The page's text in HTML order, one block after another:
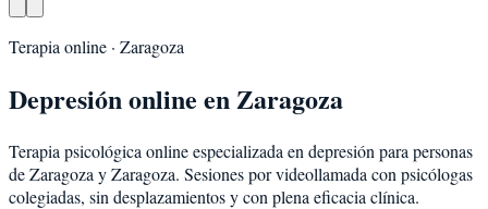
Terapia online · Zaragoza
Depresiónonline enZaragoza
Terapia psicológica online especializada en depresión para personas
deZaragoza yZaragoza. Sesiones por videollamada con psicólogas
colegiadas, sin desplazamientos y con plena eficacia clínica.